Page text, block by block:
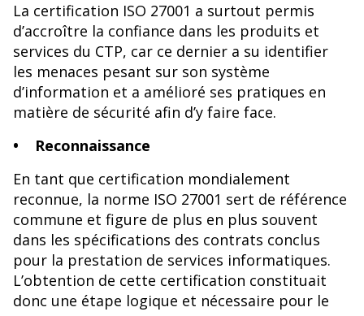
La certification ISO 27001 a surtout permis
d’accroître la confiance dans les produits et
services du CTP, car ce dernier a su identifier
les menaces pesant sur son système
d’information et a amélioré ses pratiques en
matière de sécurité afin d’y faire face.
• Reconnaissance
En tant que certification mondialement
reconnue, la norme ISO 27001 sert de référence
commune et figure de plus en plus souvent
dans les spécifications des contrats conclus
pour la prestation de services informatiques.
L’obtention de cette certification constituait
donc une étape logique et nécessaire pour le